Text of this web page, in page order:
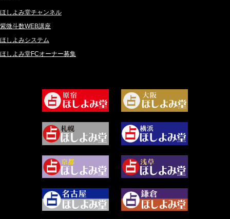
綺咲みゆき (22)
比呂 酒井 (59)
ロザリン (157)
坂宮 鈴果 (82)
尾羽奈美海 (95)
藻那ムール (2)
白丸モカ (180)
水浅葱 旬時 (150)
阿佐霧 峰麿 (37)
源 彩乃 (65)
2024年11月 (38)
2024年10月 (36)
2024年9月 (39)
2024年8月 (45)
2024年5月 (92)
2024年3月 (49)
2024年2月 (40)
2024年1月 (63)
2023年12月 (86)
2023年11月 (67)
2023年10月 (36)
ほしよみ堂チャンネル
紫微斗数WEB講座
ほしよみシステム
ほしよみ堂FCオーナー募集